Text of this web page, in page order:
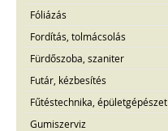
Fóliázás
Fordítás, tolmácsolás
Fürdőszoba, szaniter
Futár, kézbesítés
Fűtéstechnika, épületgépészet
Gumiszerviz